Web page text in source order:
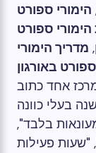
הימורי ספורט
ספורט
, מדריך הימורי
באורגון
אחד כתוב
בעלי כוונה
בלבד",
"שעות פעילות